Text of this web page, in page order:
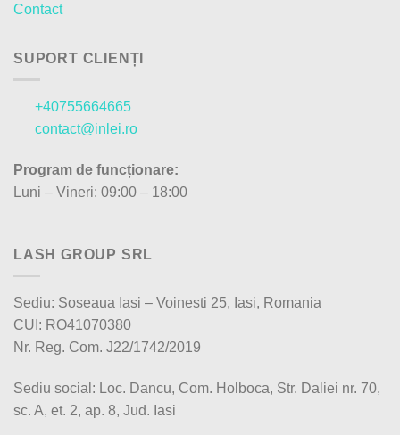
Contact
SUPORT CLIENȚI
+40755664665
contact@inlei.ro
Program de funcționare:
Luni – Vineri: 09:00 – 18:00
LASH GROUP SRL
Sediu: Soseaua Iasi – Voinesti 25, Iasi, Romania
CUI: RO41070380
Nr. Reg. Com. J22/1742/2019
Sediu social: Loc. Dancu, Com. Holboca, Str. Daliei nr. 70,
sc. A, et. 2, ap. 8, Jud. Iasi